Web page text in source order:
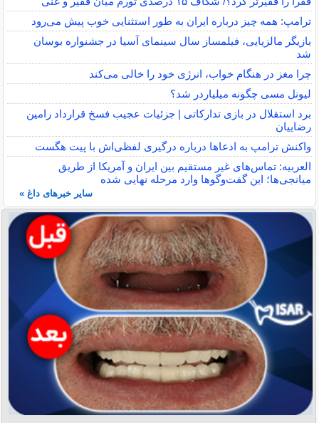
ترامپ: همه چیز درباره ایران به طور استثنایی خوب پیش می‌رود
بازیگر مالزیایی، فیلمساز سال سینمای آسیا در جشنواره بوسان
شد
چرا مغز در هنگام خواب، انرژی خود را خالی می‌کند
لیونل مسی چگونه میلیاردر شد؟
برد استقلال در بازی تدارکاتی | جزئیات عجیب فسخ قرارداد رامین
رضاییان
واکنش ترامپ به ادعاها درباره درگیری لفظی‌اش با پیت هگست
العربیه: تماس‌های غیر مستقیم بین ایران و آمریکا از طریق
میانجی‌ها؛ این گفت‌و‌گو‌ها وارد مرحله نهایی شده
سایر خبرهای داغ »